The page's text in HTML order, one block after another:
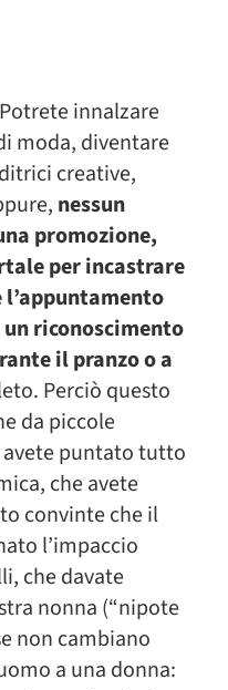
innalzare
moda, diventare
creative,
nessun
promozione,
per incastrare
riconoscimento
il pranzo o a
Perciò questo
da piccole
avete puntato tutto
che avete
convinte che il
l’impaccio
che davate
nonna (“nipote
non cambiano
a una donna: